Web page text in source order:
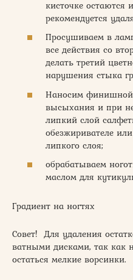
кисточке остаются
рекомендуется
Просушиваем в
все действия со
делать третий
нарушения стыка
Наносим финишной
высыхания и при
липкий слой
обезжиривателе
липкого слоя;
обрабатываем
маслом для
Градиент на ногтях
Совет! Для удаления
ватными дисками, так как
остаться мелкие ворсинки.